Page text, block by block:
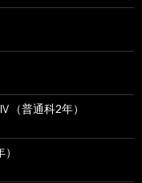
普通科2年）